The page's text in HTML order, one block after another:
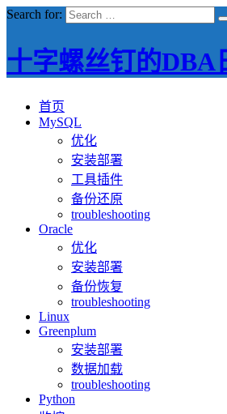
Search for:
十字螺丝钉的DBA
首页
MySQL
优化
安装部署
工具插件
备份还原
troubleshooting
Oracle
优化
安装部署
备份恢复
troubleshooting
Linux
Greenplum
安装部署
数据加载
troubleshooting
Python